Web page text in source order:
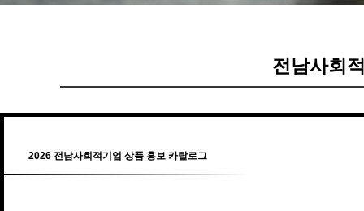
전남사회
2026 전남사회적기업 상품 홍보 카탈로그